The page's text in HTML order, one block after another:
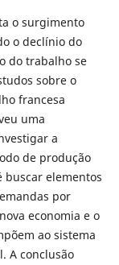
o surgimento
o declínio do
do trabalho se
sobre o
francesa
uma
a
de produção
elementos
por
economia e o
ao sistema
A conclusão